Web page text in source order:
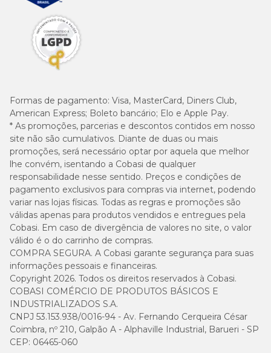
Formas de pagamento: Visa, MasterCard, Diners Club,
American Express; Boleto bancário; Elo e Apple Pay.
* As promoções, parcerias e descontos contidos em nosso
site não são cumulativos. Diante de duas ou mais
promoções, será necessário optar por aquela que melhor
lhe convém, isentando a Cobasi de qualquer
responsabilidade nesse sentido. Preços e condições de
pagamento exclusivos para compras via internet, podendo
variar nas lojas físicas. Todas as regras e promoções são
válidas apenas para produtos vendidos e entregues pela
Cobasi. Em caso de divergência de valores no site, o valor
válido é o do carrinho de compras.
COMPRA SEGURA. A Cobasi garante segurança para suas
informações pessoais e financeiras.
Copyright 2026. Todos os direitos reservados à Cobasi.
COBASI COMÉRCIO DE PRODUTOS BÁSICOS E
INDUSTRIALIZADOS S.A.
CNPJ 53.153.938/0016-94 - Av. Fernando Cerqueira César
Coimbra, nº 210, Galpão A - Alphaville Industrial, Barueri - SP
CEP: 06465-060